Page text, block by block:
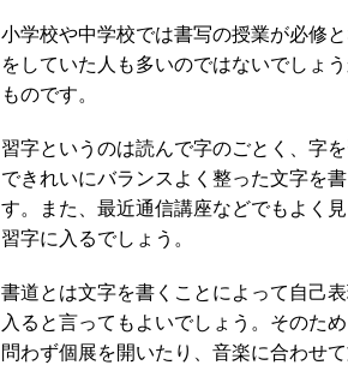
小学校や中学校では書写の授業が必修
をしていた人も多いのではないでしょ
ものです。
習字というのは読んで字のごとく、字
できれいにバランスよく整った文字を
す。また、最近通信講座などでもよく
習字に入るでしょう。
書道とは文字を書くことによって自己
入ると言ってもよいでしょう。そのた
問わず個展を開いたり、音楽に合わせ